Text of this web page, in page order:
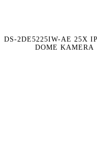
DS-2DE5225IW-AE 25X
DOME KAMERA